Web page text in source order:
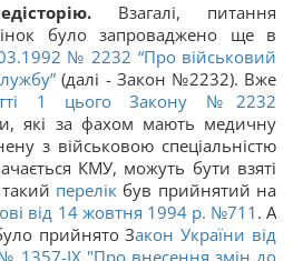
Взагалі, питання
було запроваджено ще в
№ 2232 “Про військовий
(далі - Закон №2232). Вже
1 цього Закону №2232
які за фахом мають медичну
з військовою спеціальністю
КМУ, можуть бути взяті
перелікбув прийнятий на
від 14 жовтня 1994 р. №711 . А
прийнято Закон України від